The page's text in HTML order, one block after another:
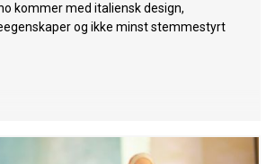
kommer med italiensk design,
og ikke minst stemmestyrt